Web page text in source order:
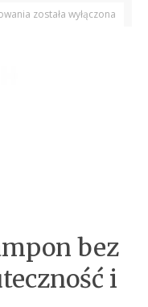
została wyłączona
bez
i